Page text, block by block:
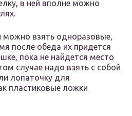
в ней вполне можно
можно взять одноразовые,
после обеда их придется
пока не найдется место
случае надо взять с собой
лопаточку для
пластиковые ложки